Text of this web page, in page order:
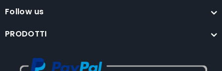
Follow us
PRODOTTI